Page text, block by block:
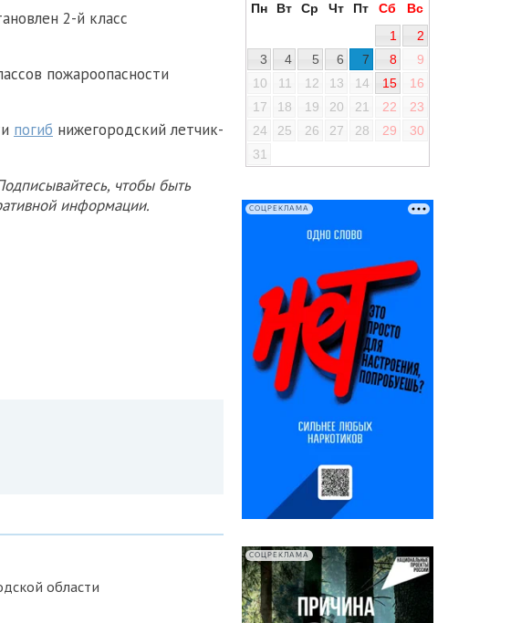
2-й класс
пожароопасности
погиб нижегородский летчик-
чтобы быть
информации.
области
Пн Вт Ср Чт Пт Сб
Вс
1
2
3
4 5 6 7 8
9
10
11 12 13 14 15
16
17
18 19 20 21 22
23
24
25 26 27 28 29
30
31
СОЦРЕКЛАМА
СОЦРЕКЛАМА